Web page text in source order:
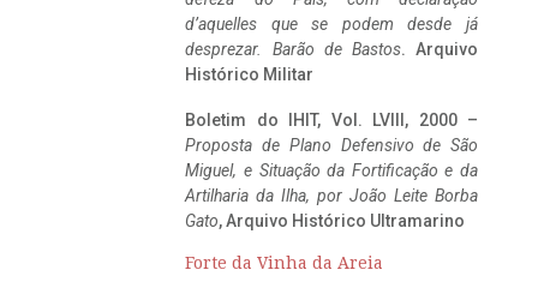
d’aquelles que se podem desde já
desprezar. Barão de Bastos. Arquivo
Histórico Militar
Boletim do IHIT, Vol. LVIII, 2000 –
Proposta de Plano Defensivo de São
Miguel, e Situação da Fortificação e da
Artilharia da Ilha, por João Leite Borba
Gato, Arquivo Histórico Ultramarino
Forte da Vinha da Areia